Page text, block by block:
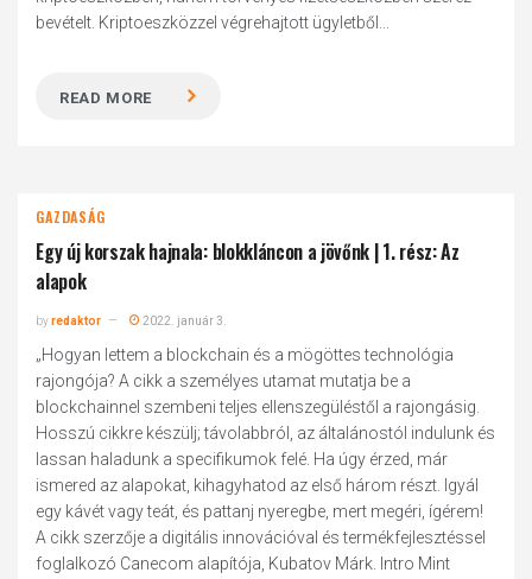
bevételt. Kriptoeszközzel végrehajtott ügyletből...
READ MORE
GAZDASÁG
Egy új korszak hajnala: blokkláncon a jövőnk | 1. rész: Az
alapok
byredaktor 2022. január 3.
„Hogyan lettem a blockchain és a mögöttes technológia
rajongója? A cikk a személyes utamat mutatja be a
blockchainnel szembeni teljes ellenszegüléstől a rajongásig.
Hosszú cikkre készülj; távolabbról, az általánostól indulunk és
lassan haladunk a specifikumok felé. Ha úgy érzed, már
ismered az alapokat, kihagyhatod az első három részt. Igyál
egy kávét vagy teát, és pattanj nyeregbe, mert megéri, ígérem!
A cikk szerzője a digitális innovációval és termékfejlesztéssel
foglalkozó Canecom alapítója, Kubatov Márk. Intro Mint